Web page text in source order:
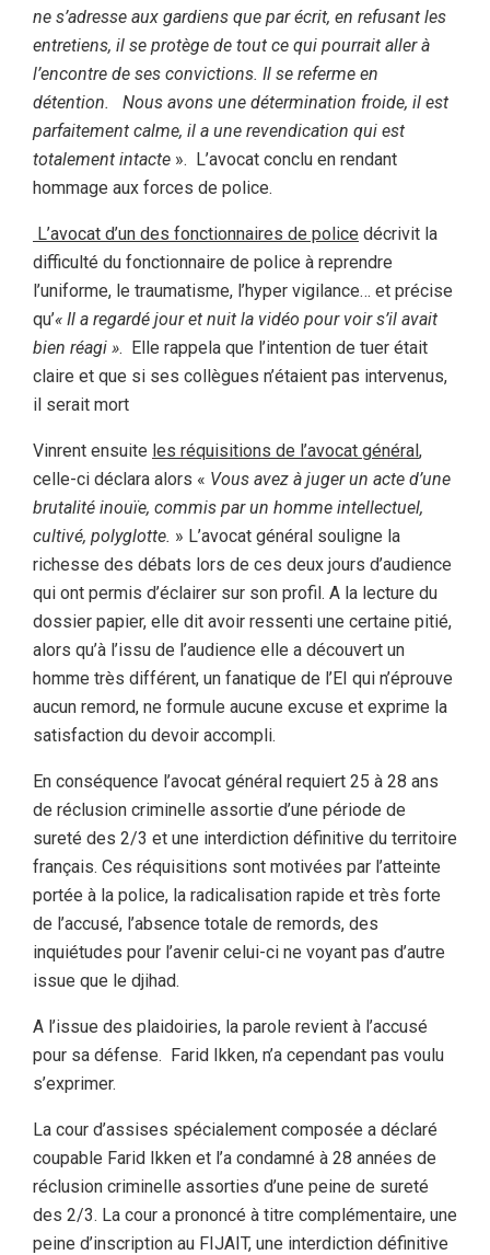
ne s’adresse aux gardiens que par écrit, en refusant les
entretiens, il se protège de tout ce qui pourrait aller à
l’encontre de ses convictions. Il se referme en
détention. Nous avons une détermination froide, il est
parfaitement calme, il a une revendication qui est
totalement intacte ». L’avocat conclu en rendant
hommage aux forces de police.
L’avocat d’un des fonctionnaires de police décrivit la
difficulté du fonctionnaire de police à reprendre
l’uniforme, le traumatisme, l’hyper vigilance… et précise
qu’« Il a regardé jour et nuit la vidéo pour voir s’il avait
bien réagi ». Elle rappela que l’intention de tuer était
claire et que si ses collègues n’étaient pas intervenus,
il serait mort
Vinrent ensuite les réquisitions de l’avocat général,
celle-ci déclara alors « Vous avez à juger un acte d’une
brutalité inouïe, commis par un homme intellectuel,
cultivé, polyglotte. » L’avocat général souligne la
richesse des débats lors de ces deux jours d’audience
qui ont permis d’éclairer sur son profil. A la lecture du
dossier papier, elle dit avoir ressenti une certaine pitié,
alors qu’à l’issu de l’audience elle a découvert un
homme très différent, un fanatique de l’EI qui n’éprouve
aucun remord, ne formule aucune excuse et exprime la
satisfaction du devoir accompli.
En conséquence l’avocat général requiert 25 à 28 ans
de réclusion criminelle assortie d’une période de
sureté des 2/3 et une interdiction définitive du territoire
français. Ces réquisitions sont motivées par l’atteinte
portée à la police, la radicalisation rapide et très forte
de l’accusé, l’absence totale de remords, des
inquiétudes pour l’avenir celui-ci ne voyant pas d’autre
issue que le djihad.
A l’issue des plaidoiries, la parole revient à l’accusé
pour sa défense. Farid Ikken, n’a cependant pas voulu
s’exprimer.
La cour d’assises spécialement composée a déclaré
coupable Farid Ikken et l’a condamné à 28 années de
réclusion criminelle assorties d’une peine de sureté
des 2/3. La cour a prononcé à titre complémentaire, une
peine d’inscription au FIJAIT, une interdiction définitive